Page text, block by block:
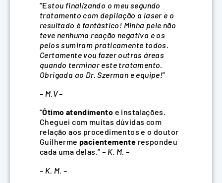
“Estou finalizando o meu segundo
tratamento com depilação a laser e o
resultado é fantástico! Minha pele não
teve nenhuma reação negativa e os
pelos sumiram praticamente todos.
Certamente vou fazer outras áreas
quando terminar este tratamento.
Obrigada ao Dr. Szerman e equipe!”
– M.V –
“Ótimo atendimento e instalações.
Cheguei com muitas dúvidas com
relação aos procedimentos e o doutor
Guilhermepacientemente respondeu
cada uma delas.” – K. M. –
– K. M. –